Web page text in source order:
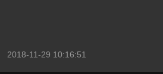
2018-11-29 10:16:51